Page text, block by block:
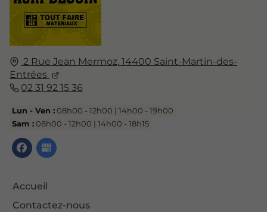
2 Rue Jean Mermoz, 14400 Saint-Martin-des-
Entrées
02 31 92 15 36
Lun - Ven :08h00 - 12h00 | 14h00 - 19h00
Sam :08h00 - 12h00 | 14h00 - 18h15
Accueil
Contactez-nous